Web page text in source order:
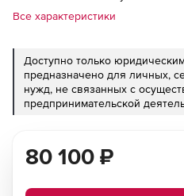
Все характеристики
Доступно только
предназначено для личных,
нужд, не связанных с
предпринимательской
80 100 ₽